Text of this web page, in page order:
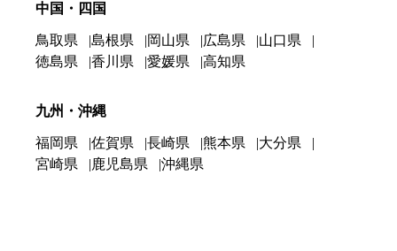
中国・四国
鳥取県 島根県 岡山県 広島県
山口県
徳島県
香川県 愛媛県 高知県
九州・沖縄
福岡県 佐賀県 長崎県 熊本県
大分県
宮崎県
鹿児島県 沖縄県